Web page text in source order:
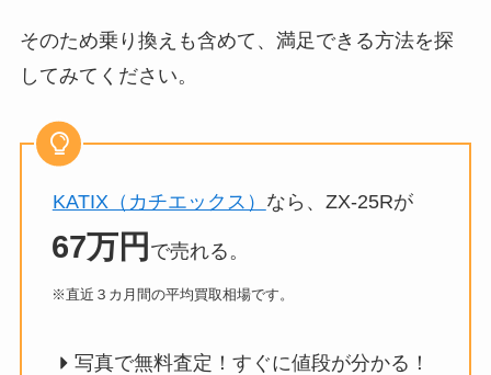
そのため乗り換えも含めて、満足できる方法を探
してみてください。
KATIX（カチエックス） なら、ZX-25Rが
67万円 で売れる。
※直近３カ月間の平均買取相場です。
写真で無料査定！すぐに値段が分かる！